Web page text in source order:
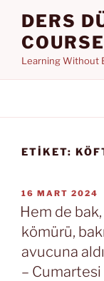
DERS
Learning Without
ETIKET:
YAYIM
TARIHI
16 MART 2024
Hem de
kömürü,
avucuna
– Cumartesi